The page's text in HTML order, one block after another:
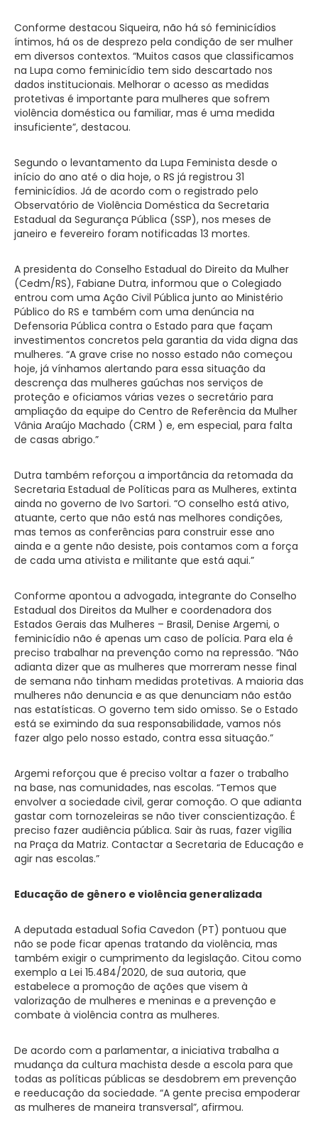
Conforme destacou Siqueira, não há só feminicídios
íntimos, há os de desprezo pela condição de ser mulher
em diversos contextos. “Muitos casos que classificamos
na Lupa como feminicídio tem sido descartado nos
dados institucionais. Melhorar o acesso as medidas
protetivas é importante para mulheres que sofrem
violência doméstica ou familiar, mas é uma medida
insuficiente”, destacou.
Segundo o levantamento da Lupa Feminista desde o
início do ano até o dia hoje, o RS já registrou 31
feminicídios. Já de acordo com o registrado pelo
Observatório de Violência Doméstica da Secretaria
Estadual da Segurança Pública (SSP), nos meses de
janeiro e fevereiro foram notificadas 13 mortes.
A presidenta do Conselho Estadual do Direito da Mulher
(Cedm/RS), Fabiane Dutra, informou que o Colegiado
entrou com uma Ação Civil Pública junto ao Ministério
Público do RS e também com uma denúncia na
Defensoria Pública contra o Estado para que façam
investimentos concretos pela garantia da vida digna das
mulheres. “A grave crise no nosso estado não começou
hoje, já vínhamos alertando para essa situação da
descrença das mulheres gaúchas nos serviços de
proteção e oficiamos várias vezes o secretário para
ampliação da equipe do Centro de Referência da Mulher
Vânia Araújo Machado (CRM ) e, em especial, para falta
de casas abrigo.”
Dutra também reforçou a importância da retomada da
Secretaria Estadual de Políticas para as Mulheres, extinta
ainda no governo de Ivo Sartori. “O conselho está ativo,
atuante, certo que não está nas melhores condições,
mas temos as conferências para construir esse ano
ainda e a gente não desiste, pois contamos com a força
de cada uma ativista e militante que está aqui.”
Conforme apontou a advogada, integrante do Conselho
Estadual dos Direitos da Mulher e coordenadora dos
Estados Gerais das Mulheres – Brasil, Denise Argemi, o
feminicídio não é apenas um caso de polícia. Para ela é
preciso trabalhar na prevenção como na repressão. “Não
adianta dizer que as mulheres que morreram nesse final
de semana não tinham medidas protetivas. A maioria das
mulheres não denuncia e as que denunciam não estão
nas estatísticas. O governo tem sido omisso. Se o Estado
está se eximindo da sua responsabilidade, vamos nós
fazer algo pelo nosso estado, contra essa situação.”
Argemi reforçou que é preciso voltar a fazer o trabalho
na base, nas comunidades, nas escolas. “Temos que
envolver a sociedade civil, gerar comoção. O que adianta
gastar com tornozeleiras se não tiver conscientização. É
preciso fazer audiência pública. Sair às ruas, fazer vigília
na Praça da Matriz. Contactar a Secretaria de Educação e
agir nas escolas.”
Educação de gênero e violência generalizada
A deputada estadual Sofia Cavedon (PT) pontuou que
não se pode ficar apenas tratando da violência, mas
também exigir o cumprimento da legislação. Citou como
exemplo a Lei 15.484/2020, de sua autoria, que
estabelece a promoção de ações que visem à
valorização de mulheres e meninas e a prevenção e
combate à violência contra as mulheres.
De acordo com a parlamentar, a iniciativa trabalha a
mudança da cultura machista desde a escola para que
todas as políticas públicas se desdobrem em prevenção
e reeducação da sociedade. “A gente precisa empoderar
as mulheres de maneira transversal”, afirmou.